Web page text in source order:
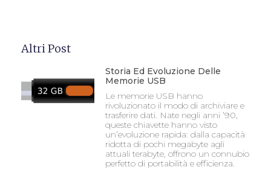
Altri Post
Storia Ed Evoluzione Delle
Memorie USB
Le memorie USB hanno
rivoluzionato il modo di archiviare e
trasferire dati. Nate negli anni ’90,
queste chiavette hanno visto
un’evoluzione rapida: dalla capacità
ridotta di pochi megabyte agli
attuali terabyte, offrono un connubio
perfetto di portabilità e efficienza.